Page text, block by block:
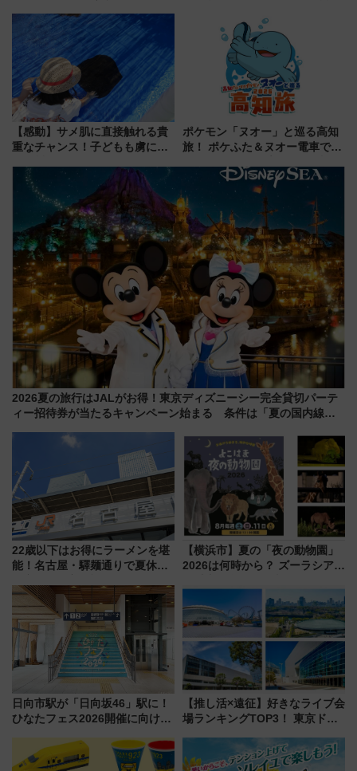
軽に 運行ダイヤ・運賃を解説
リサーチ」本格謎解き・グッズ
情報まとめ
【感動】サメ肌に直接触れる貴
重なチャンス！子どもも虜にな
メのタッチングプール」【夏休
み限定企画】
ポケモン「ヌオー」と巡る高知
旅！ ポケふた＆ヌオー電車で楽
路の絶景と絶品グルメを満喫！
（7月18日スタート）
2026夏の旅行はJALがお得！東京ディズニーシー完全貸切パーテ
ィー招待券が当たるキャンペーン始まる 条件は「夏の国内線に2
22歳以下はお得にラーメンを堪
能！名古屋・驛麺通りで夏休み
よりスタート
【横浜市】夏の「夜の動物園」
2026は何時から？ ズーラシア・
見どころ、限定イベントを徹底
解説！
日向市駅が「日向坂46」駅に！
ひなたフェス2026開催に向けJR
全力応援 夜行列車「ドリーム
おひさま号」も走る
【推し活×遠征】好きなライブ会
場ランキングTOP3！ 東京ドー
由と交通アクセス術、ライブ会
場に何を求める？